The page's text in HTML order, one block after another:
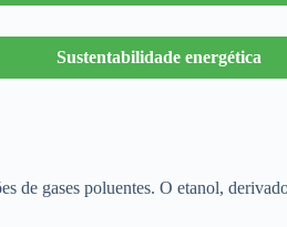
Sustentabilidade energética
de gases poluentes. O etanol,